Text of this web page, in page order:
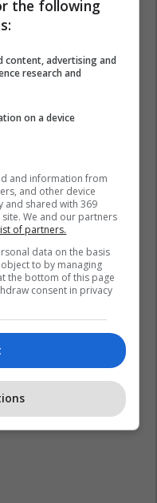
the following
content, advertising and
research and
on a device
and information from
and other device
and shared with 369
We and our partners
of partners.
data on the basis
to by managing
the bottom of this page
consent in privacy